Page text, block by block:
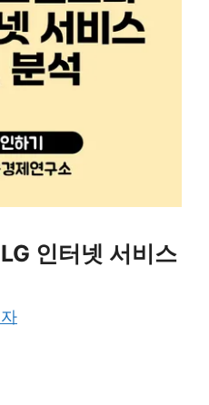
인터넷 서비스